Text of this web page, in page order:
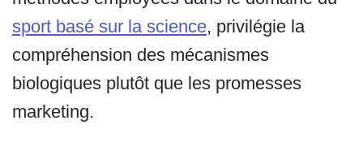
sport basé sur la science, privilégie la
compréhension des mécanismes
biologiques plutôt que les promesses
marketing.